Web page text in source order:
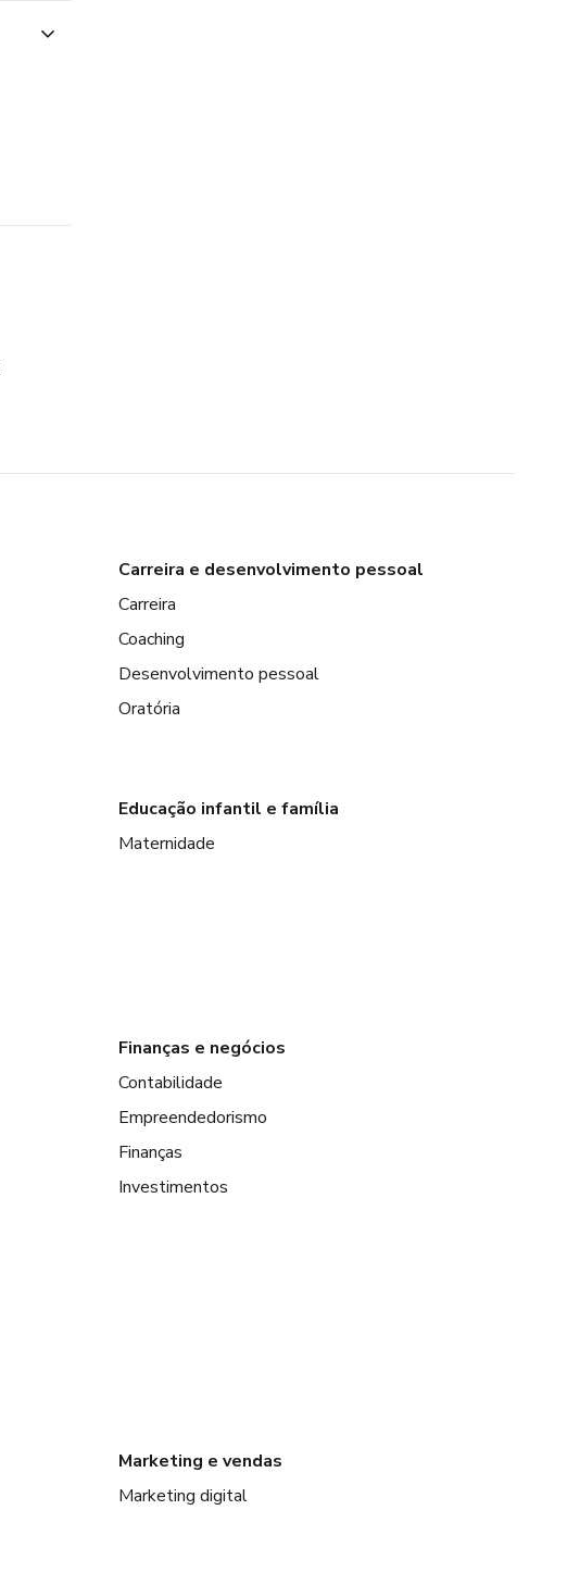
Carreira e desenvolvimento pessoal
Carreira
Coaching
Desenvolvimento pessoal
Oratória
Educação infantil e família
Maternidade
Finanças e negócios
Contabilidade
Empreendedorismo
Finanças
Investimentos
Marketing e vendas
Marketing digital